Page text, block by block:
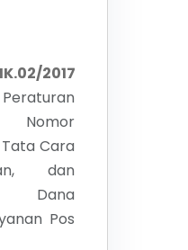
2017
Nomor
Cara
dan
Dana
Pos